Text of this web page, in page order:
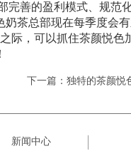
善的盈利模式、规范
茶总部现在每季度会
际，可以抓住茶颜悦色
下一篇：独特的茶颜悦
新闻中心